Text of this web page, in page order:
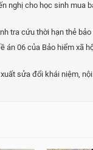
nghị cho học sinh mua
tra cứu thời hạn thẻ
án 06 của Bảo hiểm xã
sửa đổi khái niệm,